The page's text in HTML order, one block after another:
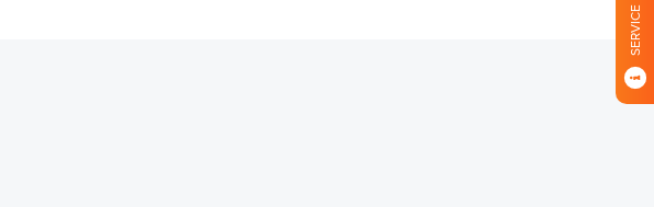
SERVICE